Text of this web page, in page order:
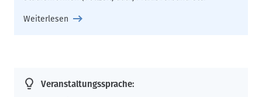
Weiterlesen
Veranstaltungssprache: